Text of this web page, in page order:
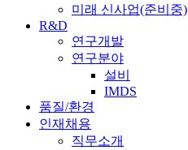
미래 신사업(준비중)
R&D
연구개발
연구분야
설비
IMDS
품질/환경
인재채용
직무소개